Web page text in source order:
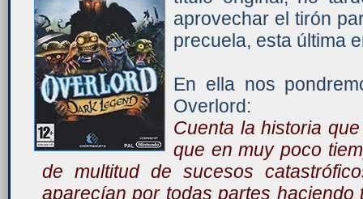
aprovechar el tirón
precuela, esta última
En ella nos
Overlord:
Cuenta la historia
que en muy poco
de multitud de sucesos
aparecían por todas partes haciendo